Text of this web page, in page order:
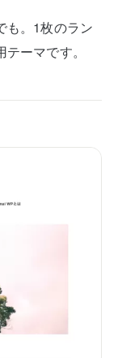
も。1枚のラン
ーマです。